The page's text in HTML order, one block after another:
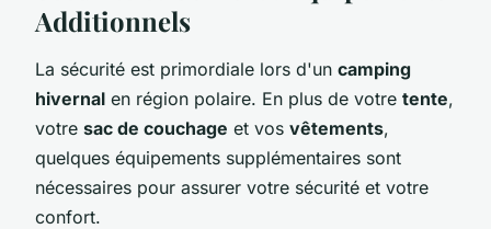
Additionnels
La sécurité est primordiale lors d'un camping
hivernal en région polaire. En plus de votre tente,
votre sac de couchage et vos vêtements,
quelques équipements supplémentaires sont
nécessaires pour assurer votre sécurité et votre
confort.